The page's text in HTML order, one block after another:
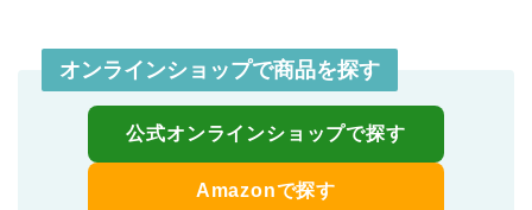
オンラインショップで商品を探す
公式オンラインショップで探す
Amazonで探す